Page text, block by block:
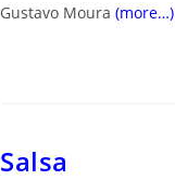
Gustavo Moura (more…)
Salsa